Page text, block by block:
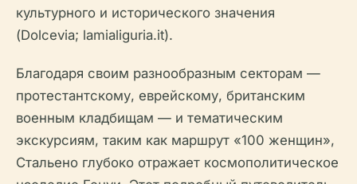
культурного и исторического значения
(Dolcevia; lamialiguria.it).
Благодаря своим разнообразным секторам —
протестантскому, еврейскому, британским
военным кладбищам — и тематическим
экскурсиям, таким как маршрут «100 женщин»,
Стальено глубоко отражает космополитическое